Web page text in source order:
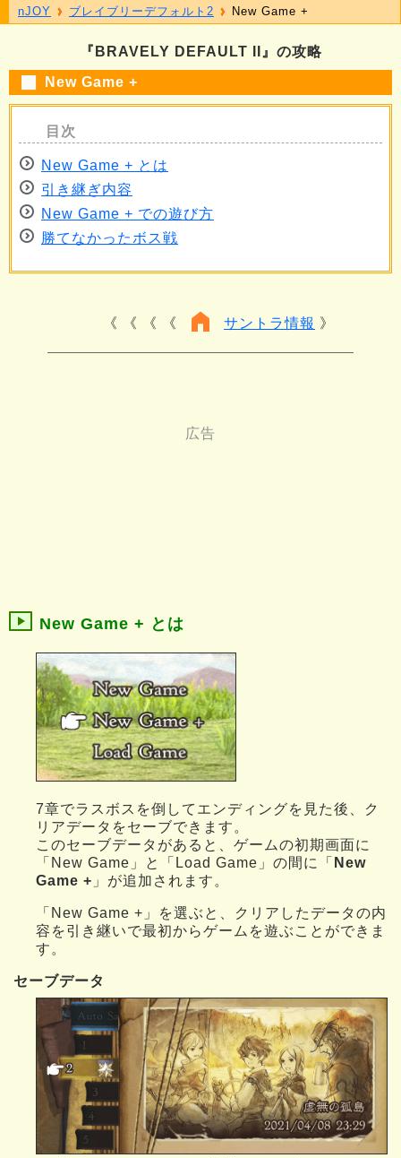
『BRAVELY DEFAULT II』の攻略
New Game +
New Game + とは
引き継ぎ内容
New Game + での遊び方
勝てなかったボス戦
《 《 《 サントラ情報
New Game + とは
7章でラスボスを倒してエンディングを見た後、ク
リアデータをセーブできます。
このセーブデータがあると、ゲームの初期画面に
「New Game」と「Load Game」の間に「 New
Game + 」が追加されます。
「New Game +」を選ぶと、クリアしたデータの内
容を引き継いで最初からゲームを遊ぶことができま
す。
セーブデータ
nJOY ブレイブリーデフォルト2 New Game +